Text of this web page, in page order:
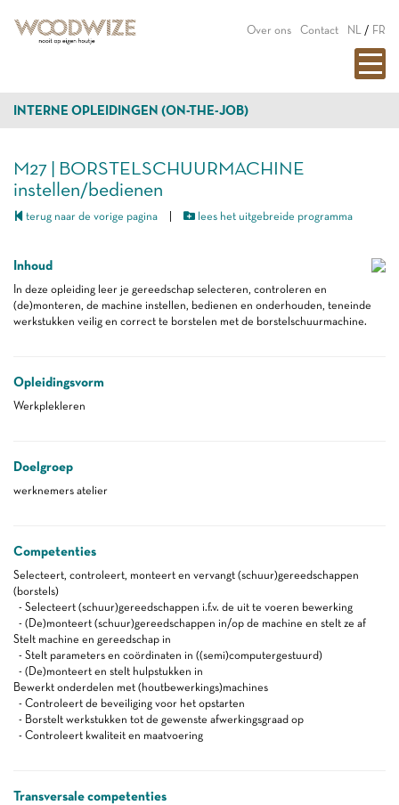
Over ons Contact NL / FR
INTERNE OPLEIDINGEN (ON-THE-JOB)
M27 | BORSTELSCHUURMACHINE
instellen/bedienen
terug naar de vorige pagina lees het uitgebreide programma
Inhoud
In deze opleiding leer je gereedschap selecteren, controleren en
(de)monteren, de machine instellen, bedienen en onderhouden, teneinde
werkstukken veilig en correct te borstelen met de borstelschuurmachine.
Opleidingsvorm
Werkplekleren
Doelgroep
werknemers atelier
Competenties
Selecteert, controleert, monteert en vervangt (schuur)gereedschappen
(borstels)
- Selecteert (schuur)gereedschappen i.f.v. de uit te voeren bewerking
- (De)monteert (schuur)gereedschappen in/op de machine en stelt ze af
Stelt machine en gereedschap in
- Stelt parameters en coördinaten in ((semi)computergestuurd)
- (De)monteert en stelt hulpstukken in
Bewerkt onderdelen met (houtbewerkings)machines
- Controleert de beveiliging voor het opstarten
- Borstelt werkstukken tot de gewenste afwerkingsgraad op
- Controleert kwaliteit en maatvoering
Transversale competenties